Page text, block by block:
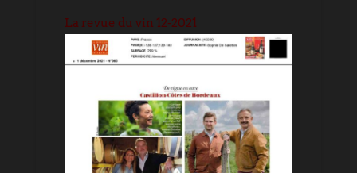
La revue du vin 12-2021